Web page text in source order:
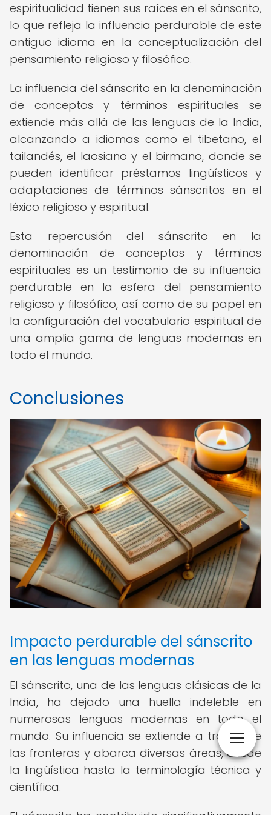
espiritualidad tienen sus raíces en el sánscrito,
lo que refleja la influencia perdurable de este
antiguo idioma en la conceptualización del
pensamiento religioso y filosófico.
La influencia del sánscrito en la denominación
de conceptos y términos espirituales se
extiende más allá de las lenguas de la India,
alcanzando a idiomas como el tibetano, el
tailandés, el laosiano y el birmano, donde se
pueden identificar préstamos lingüísticos y
adaptaciones de términos sánscritos en el
léxico religioso y espiritual.
Esta repercusión del sánscrito en la
denominación de conceptos y términos
espirituales es un testimonio de su influencia
perdurable en la esfera del pensamiento
religioso y filosófico, así como de su papel en
la configuración del vocabulario espiritual de
una amplia gama de lenguas modernas en
todo el mundo.
Conclusiones
Impacto perdurable del sánscrito
en las lenguas modernas
El sánscrito, una de las lenguas clásicas de la
India, ha dejado una huella indeleble en
numerosas lenguas modernas en todo el
mundo. Su influencia se extiende a través de
las fronteras y abarca diversas áreas, desde
la lingüística hasta la terminología técnica y
científica.